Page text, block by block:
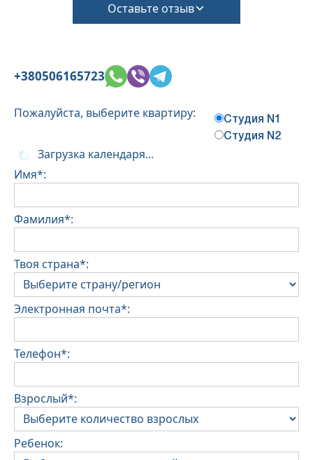
Оставьте отзыв
+380506165723
Пожалуйста, выберите квартиру:
Студия N1
Студия N2
Загрузка календаря...
Имя*:
Фамилия*:
Твоя страна*:
Электронная почта*:
Телефон*:
Взрослый*:
Ребенок: